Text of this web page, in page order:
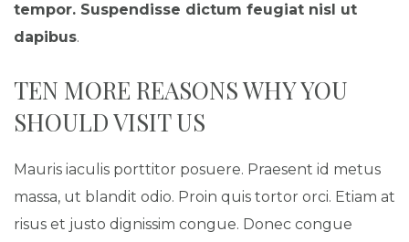
tempor. Suspendisse dictum feugiat nisl ut
dapibus.
TEN MORE REASONS WHY YOU
SHOULD VISIT US
Mauris iaculis porttitor posuere. Praesent id metus
massa, ut blandit odio. Proin quis tortor orci. Etiam at
risus et justo dignissim congue. Donec congue